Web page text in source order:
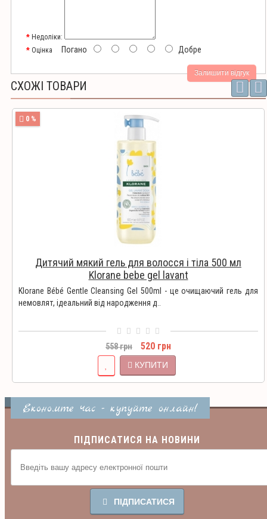
Недоліки:
Оцінка
Погано Добре
Залишити відгук
СХОЖІ ТОВАРИ
0 %
Дитячий мякий гель для волосся і тіла 500 мл
Klorane bebe gel lavant
Klorane Bébé Gentle Cleansing Gel 500ml - це очищаючий гель для
немовлят, ідеальний від народження д..
558 грн 520 грн
КУПИТИ
Економте час - купуйте онлайн!
ПІДПИСАТИСЯ НА НОВИНИ
ПІДПИСАТИСЯ